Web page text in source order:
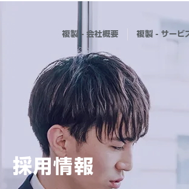
複製 - 会社概要 複製 - サービ
採用情報